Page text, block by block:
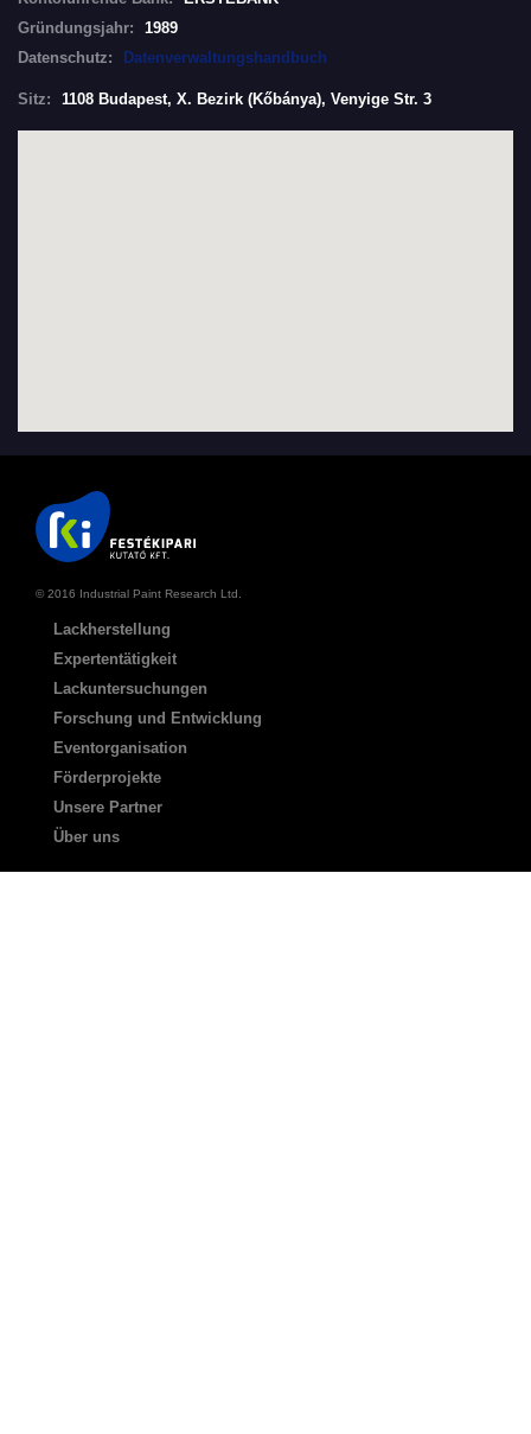
Gründungsjahr:
1989
Datenschutz:
Datenverwaltungshandbuch
Sitz: 1108 Budapest, X. Bezirk (Kőbánya), Venyige Str. 3
© 2016 Industrial Paint Research Ltd.
Lackherstellung
Expertentätigkeit
Lackuntersuchungen
Forschung und Entwicklung
Eventorganisation
Förderprojekte
Unsere Partner
Über uns